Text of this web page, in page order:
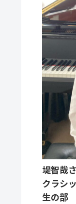
堤智哉
クラシ
生の部